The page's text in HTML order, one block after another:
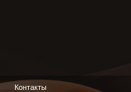
Контакты